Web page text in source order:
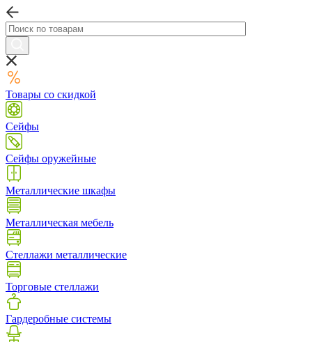
Товары со скидкой
Сейфы
Сейфы оружейные
Металлические шкафы
Металлическая мебель
Стеллажи металлические
Торговые стеллажи
Гардеробные системы